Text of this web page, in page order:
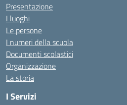
Presentazione
I luoghi
Le persone
I numeri della scuola
Documenti scolastici
Organizzazione
La storia
I Servizi